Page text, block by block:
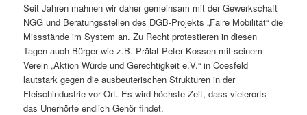
Seit Jahren mahnen wir daher gemeinsam mit der Gewerkschaft
NGG und Beratungsstellen des DGB-Projekts „Faire Mobilität“ die
Missstände im System an. Zu Recht protestieren in diesen
Tagen auch Bürger wie z.B. Prälat Peter Kossen mit seinem
Verein „Aktion Würde und Gerechtigkeit e.V.“ in Coesfeld
lautstark gegen die ausbeuterischen Strukturen in der
Fleischindustrie vor Ort. Es wird höchste Zeit, dass vielerorts
das Unerhörte endlich Gehör findet.